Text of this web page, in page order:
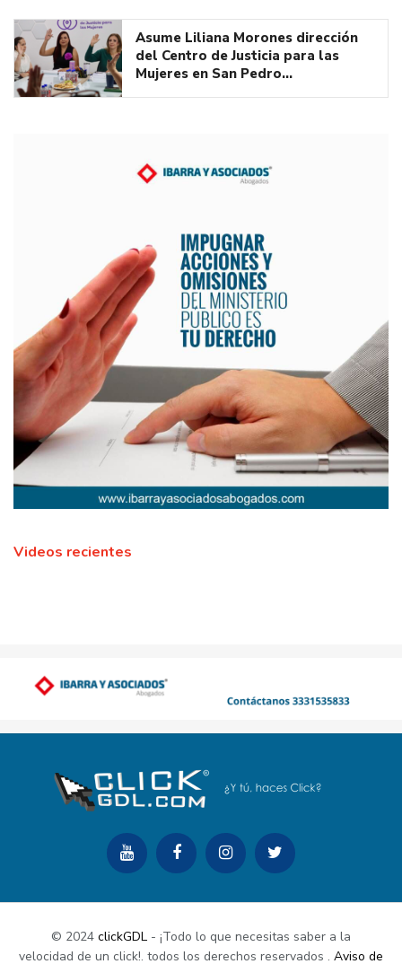
Asume Liliana Morones dirección
del Centro de Justicia para las
Mujeres en San Pedro…
Videos recientes
© 2024 clickGDL - ¡Todo lo que necesitas saber a la
velocidad de un click!. todos los derechos reservados . Aviso de